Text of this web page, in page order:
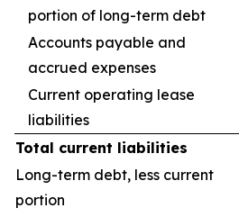
portion of long-term debt
Accounts payable and
accrued expenses
Current operating lease
liabilities
Total current liabilities
Long-term debt, less current
portion